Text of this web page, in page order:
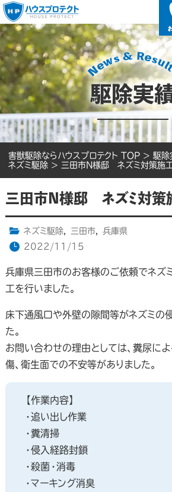
駆除実
害獣駆除ならハウスプロテクト TOP > 駆除
ネズミ駆除 > 三田市N様邸 ネズミ対策施
三田市N様邸 ネズミ対策
ネズミ駆除, 三田市,
兵庫県
2022/11/15
兵庫県三田市のお客様のご依頼でネズ
工を行いました。
床下通風口や外壁の隙間等がネズミの
た。
お問い合わせの理由としては、糞尿に
傷、衛生面での不安等がありました。
【作業内容】
・追い出し作業
・糞清掃
・侵入経路封鎖
・殺菌・消毒
・マーキング消臭